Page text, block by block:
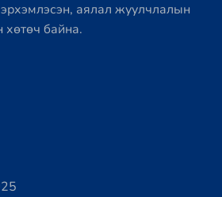
аялал жуулчлалын
хөтөч байна.